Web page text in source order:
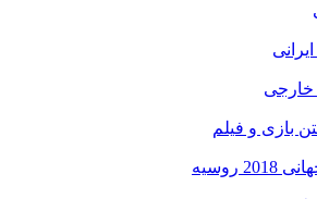
خارجی
بازی و فیلم
روسیه